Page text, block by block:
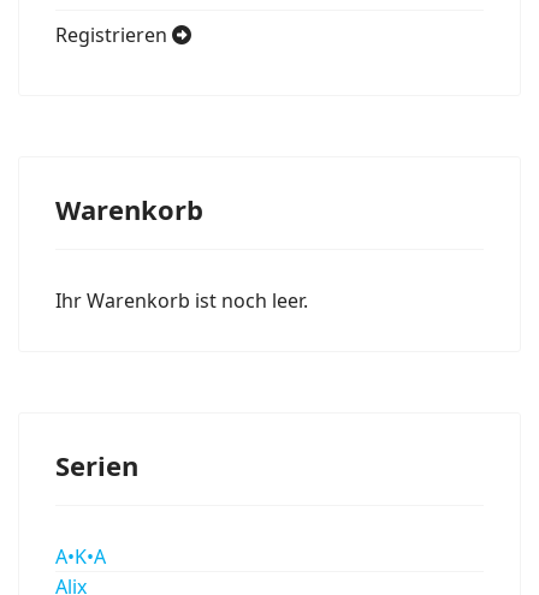
Registrieren
Warenkorb
Ihr Warenkorb ist noch leer.
Serien
A•K•A
Alix